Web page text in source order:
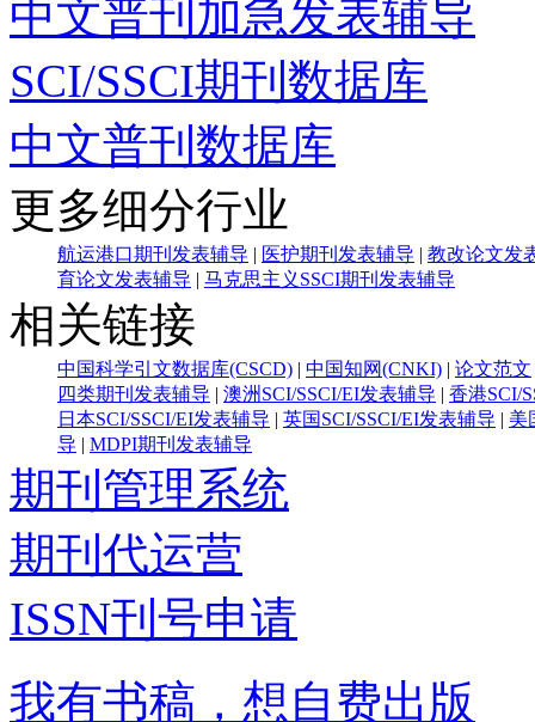
中文普刊加急发表辅导
SCI/SSCI期刊数据库
中文普刊数据库
更多细分行业
航运港口期刊发表辅导 医护期刊发表辅导
教改论文发
育论文发表辅导
马克思主义SSCI期刊发表辅导
相关链接
中国科学引文数据库(CSCD) 中国知网(CNKI) 论文范文
四类期刊发表辅导
澳洲SCI/SSCI/EI发表辅导
香港SCI/
日本SCI/SSCI/EI发表辅导
英国SCI/SSCI/EI发表辅导
美
导
MDPI期刊发表辅导
期刊管理系统
期刊代运营
ISSN刊号申请
我有书稿，想自费出版